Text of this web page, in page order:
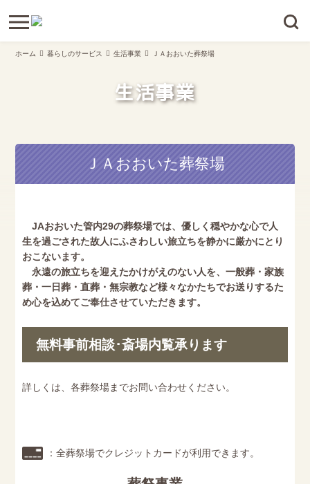
ホーム 暮らしのサービス 生活事業 ＪＡおおいた葬祭場
生活事業
ＪＡおおいた葬祭場
JAおおいた管内29の葬祭場では、優しく穏やかな心で人
生を過ごされた故人にふさわしい旅立ちを静かに厳かにとり
おこないます。
永遠の旅立ちを迎えたかけがえのない人を、一般葬・家族
葬・一日葬・直葬・無宗教など様々なかたちでお送りするた
め心を込めてご奉仕させていただきます。
無料事前相談･斎場内覧承ります
詳しくは、各葬祭場までお問い合わせください。
：全葬祭場でクレジットカードが利用できます。